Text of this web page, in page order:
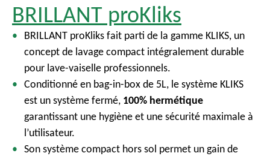
BRILLANT proKliks
BRILLANT proKliks fait parti de la gamme KLIKS, un
concept de lavage compact intégralement durable
pour lave-vaiselle professionnels.
Conditionné en bag-in-box de 5L, le système KLIKS
est un système fermé, 100% hermétique
garantissant une hygiène et une sécurité maximale à
l’utilisateur.
Son système compact hors sol permet un gain de